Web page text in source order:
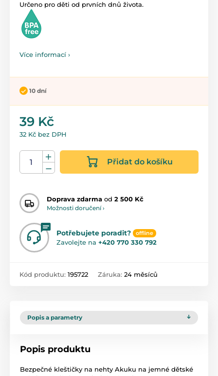
Určeno pro děti od prvních dnů života.
Více informací ›
10 dní
39 Kč
32 Kč bez DPH
Přidat do košíku
Doprava zdarma od 2 500 Kč
Možnosti doručení ›
Potřebujete poradit? offline
Zavolejte na +420 770 330 792
Kód produktu: 195722 Záruka: 24 měsíců
Popis a parametry
Popis produktu
Bezpečné kleštičky na nehty Akuku na jemné dětské